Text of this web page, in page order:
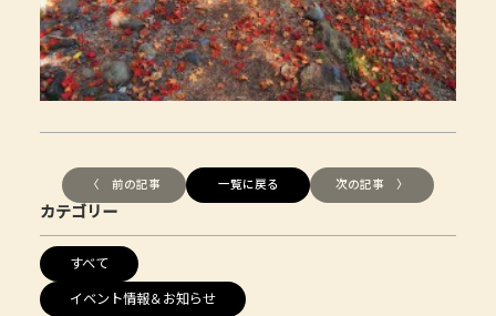
〈 前の記事 一覧に戻る 次の記事 〉
カテゴリー
すべて
イベント情報＆お知らせ